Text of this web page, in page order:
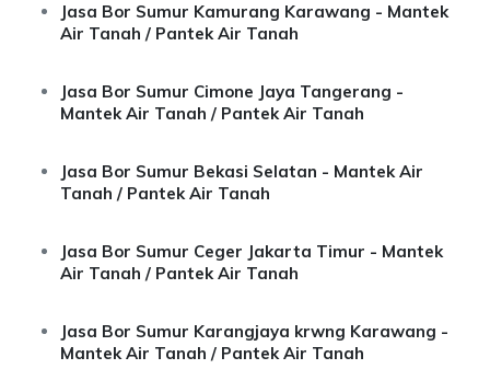
Jasa Bor Sumur Kamurang Karawang - Mantek
Air Tanah / Pantek Air Tanah
Jasa Bor Sumur Cimone Jaya Tangerang -
Mantek Air Tanah / Pantek Air Tanah
Jasa Bor Sumur Bekasi Selatan - Mantek Air
Tanah / Pantek Air Tanah
Jasa Bor Sumur Ceger Jakarta Timur - Mantek
Air Tanah / Pantek Air Tanah
Jasa Bor Sumur Karangjaya krwng Karawang -
Mantek Air Tanah / Pantek Air Tanah